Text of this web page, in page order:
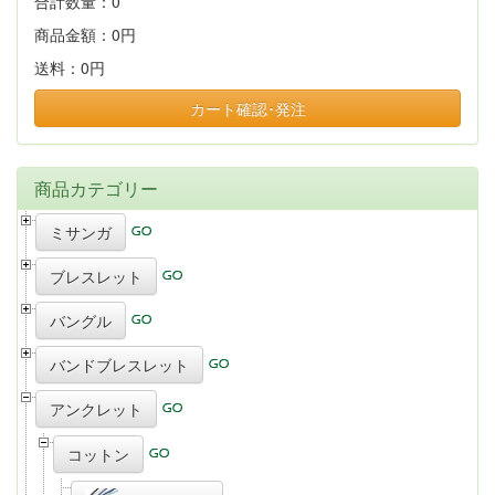
商品金額： 0円
送料： 0円
カート確認･発注
商品カテゴリー
ミサンガ
ブレスレット
バングル
バンドブレスレット
アンクレット
コットン